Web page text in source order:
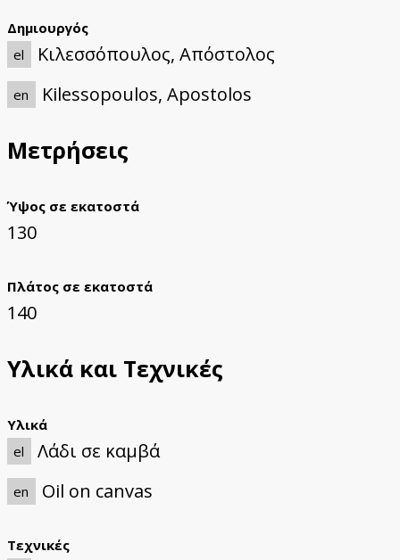
Δημιουργός
el
Κιλεσσόπουλος, Απόστολος
en Kilessopoulos, Apostolos
Μετρήσεις
Ύψος σε εκατοστά
130
Πλάτος σε εκατοστά
140
Υλικά και Τεχνικές
Υλικά
el
Λάδι σε καμβά
en Oil on canvas
Τεχνικές